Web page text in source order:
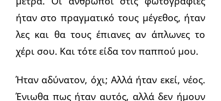
ήταν στο πραγματικό τους μέγεθος, ήταν
λες και θα τους έπιανες αν άπλωνες το
χέρι σου. Και τότε είδα τον παππού μου.
Ήταν αδύνατον, όχι; Αλλά ήταν εκεί, νέος.
Ένιωθα πως ήταν αυτός, αλλά δεν ήμουν